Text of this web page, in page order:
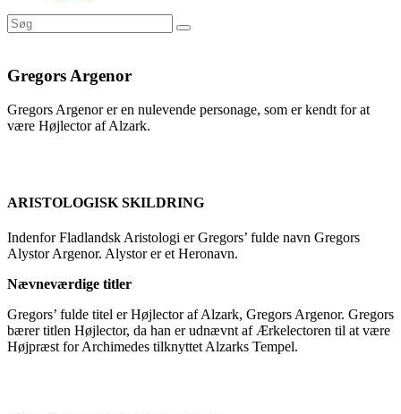
Gregors Argenor
Gregors Argenor er en nulevende personage, som er kendt for at
være Højlector af Alzark.
ARISTOLOGISK SKILDRING
Indenfor Fladlandsk Aristologi er Gregors’ fulde navn Gregors
Alystor Argenor. Alystor er et Heronavn.
Nævneværdige titler
Gregors’ fulde titel er Højlector af Alzark, Gregors Argenor. Gregors
bærer titlen Højlector, da han er udnævnt af Ærkelectoren til at være
Højpræst for Archimedes tilknyttet Alzarks Tempel.